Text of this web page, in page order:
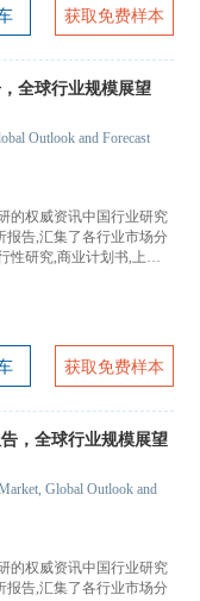
获取免费样本
全球行业规模展望
Outlook and Forecast
的权威资讯中国行业研究
报告,汇集了各行业市场分
性研究,商业计划书,上市
获取免费样本
，全球行业规模展望
Global Outlook and
的权威资讯中国行业研究
报告,汇集了各行业市场分